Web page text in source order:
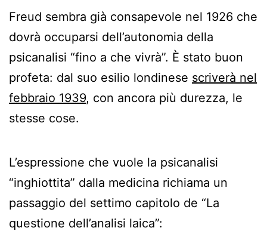
Freud sembra già consapevole nel 1926 che
dovrà occuparsi dell’autonomia della
psicanalisi “fino a che vivrà”. È stato buon
profeta: dal suo esilio londinese scriverà nel
febbraio 1939, con ancora più durezza, le
stesse cose.
L’espressione che vuole la psicanalisi
“inghiottita” dalla medicina richiama un
passaggio del settimo capitolo de “La
questione dell’analisi laica”: